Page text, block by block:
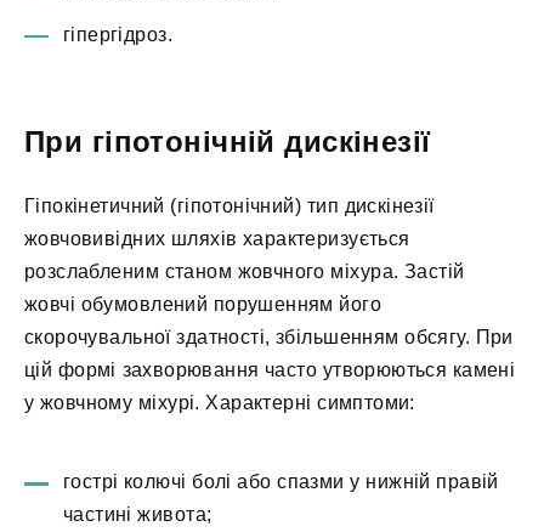
гіпергідроз.
При гіпотонічній дискінезії
Гіпокінетичний (гіпотонічний) тип дискінезії
жовчовивідних шляхів характеризується
розслабленим станом жовчного міхура. Застій
жовчі обумовлений порушенням його
скорочувальної здатності, збільшенням обсягу. При
цій формі захворювання часто утворюються камені
у жовчному міхурі. Характерні симптоми:
гострі колючі болі або спазми у нижній правій
частині живота;